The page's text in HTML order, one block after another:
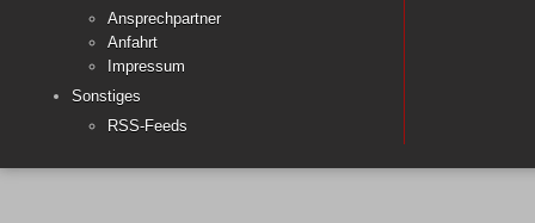
Ansprechpartner
Anfahrt
Impressum
Sonstiges
RSS-Feeds